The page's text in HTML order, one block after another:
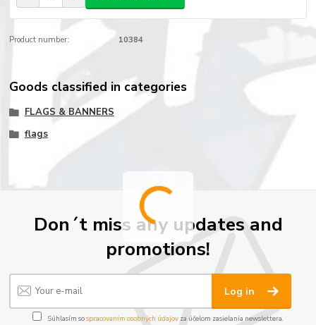
Product number: 10384
Goods classified in categories
FLAGS & BANNERS
flags
Don´t miss any updates and
promotions!
Log in
Súhlasím sospracovaním osobných údajov za účelom zasielania newslettera.